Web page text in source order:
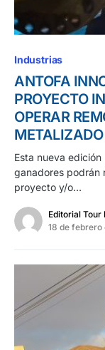
Industrias
ANTOFA
PROYECTO
OPERAR
METALIZADO
Esta nueva
ganadores podrán
proyecto y/o…
Editorial Tour
18 de febrero